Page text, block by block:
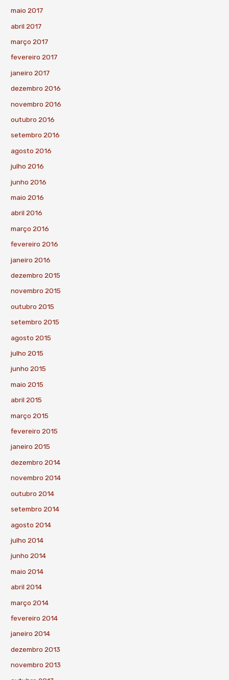
maio 2017
abril 2017
março 2017
fevereiro 2017
janeiro 2017
dezembro 2016
novembro 2016
outubro 2016
setembro 2016
agosto 2016
julho 2016
junho 2016
maio 2016
abril 2016
março 2016
fevereiro 2016
janeiro 2016
dezembro 2015
novembro 2015
outubro 2015
setembro 2015
agosto 2015
julho 2015
junho 2015
maio 2015
abril 2015
março 2015
fevereiro 2015
janeiro 2015
dezembro 2014
novembro 2014
outubro 2014
setembro 2014
agosto 2014
julho 2014
junho 2014
maio 2014
abril 2014
março 2014
fevereiro 2014
janeiro 2014
dezembro 2013
novembro 2013